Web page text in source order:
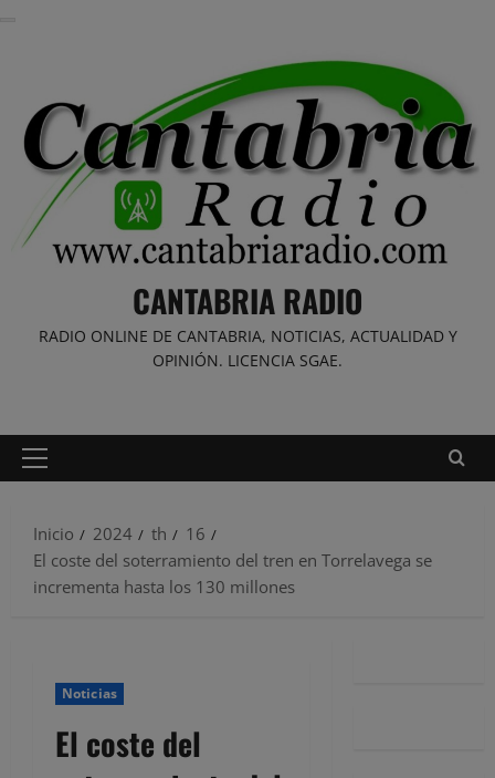
CANTABRIA RADIO
RADIO ONLINE DE CANTABRIA, NOTICIAS, ACTUALIDAD Y
OPINIÓN. LICENCIA SGAE.
Menú
Inicio
2024 th
16
El coste del soterramiento del tren en Torrelavega se
incrementa hasta los 130 millones
Noticias
El coste del